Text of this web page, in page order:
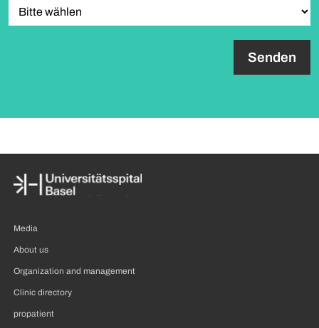
Media
About us
Organization and management
Clinic directory
propatient